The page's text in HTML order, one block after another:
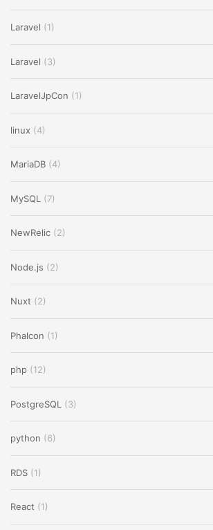
Laravel (1)
Laravel (3)
LaravelJpCon (1)
linux (4)
MariaDB (4)
MySQL (7)
NewRelic (2)
Node.js (2)
Nuxt (2)
Phalcon (1)
php (12)
PostgreSQL (3)
python (6)
RDS (1)
React (1)